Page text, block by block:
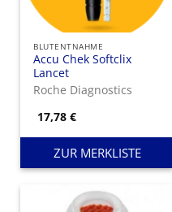
BLUTENTNAHME
Accu Chek Softclix
Lancet
Roche Diagnostics
17,78€
ZUR MERKLISTE